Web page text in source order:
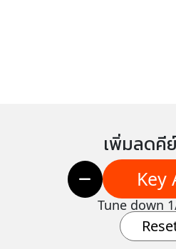
เพิ่มลดคี
Key
Tune down